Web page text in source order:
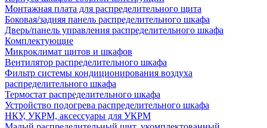
Монтажная плата для распределительного щита
Боковая/задняя панель распределительного шкафа
Дверь/панель управления распределительного шкафа
Комплектующие
Микроклимат щитов и шкафов
Вентилятор распределительного шкафа
Фильтр системы кондиционирования воздуха
распределительного шкафа
Термостат распределительного шкафа
Устройство подогрева распределительного шкафа
НКУ, УКРМ, аксессуары для УКРМ